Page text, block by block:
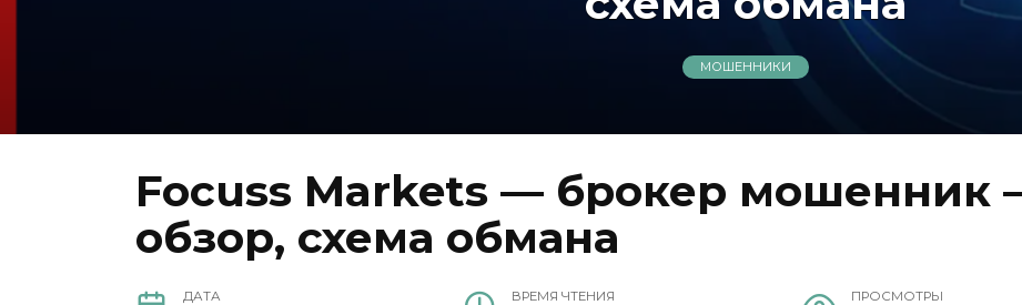
МОШЕННИКИ
Focuss Markets — брокер мошенник
обзор, схема обмана
ДАТА ВРЕМЯ ЧТЕНИЯ ПРОСМОТРЫ